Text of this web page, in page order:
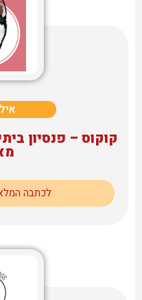
קוקוס – פנסיון
לכתבה